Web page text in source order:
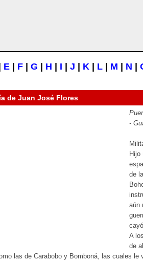
E F G H I J K L M N
de Juan José Flores
-
Hijo
de
aún
A
de
las de Carabobo y Bomboná, las cuales le